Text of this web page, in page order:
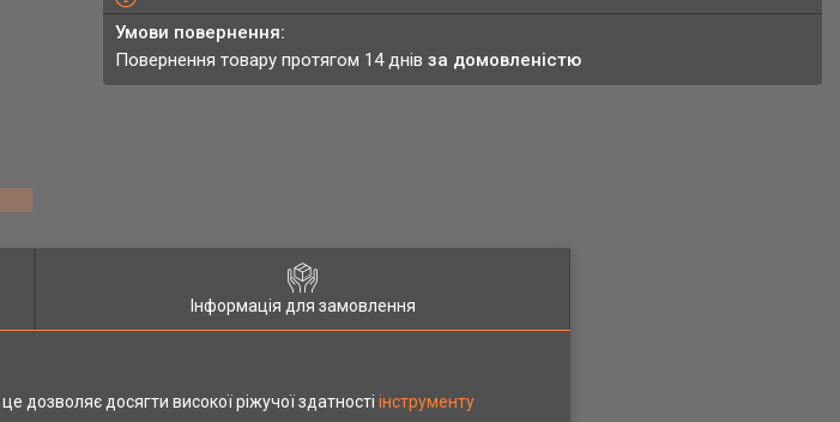
повернення товару протягом 14 днівза домовленістю
Інформація для замовлення
дозволяє досягти високої ріжучої здатності інструменту